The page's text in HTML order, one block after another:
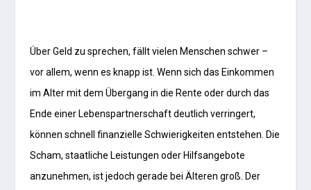
Über Geld zu sprechen, fällt vielen Menschen schwer –
vor allem, wenn es knapp ist. Wenn sich das Einkommen
im Alter mit dem Übergang in die Rente oder durch das
Ende einer Lebenspartnerschaft deutlich verringert,
können schnell finanzielle Schwierigkeiten entstehen. Die
Scham, staatliche Leistungen oder Hilfsangebote
anzunehmen, ist jedoch gerade bei Älteren groß. Der